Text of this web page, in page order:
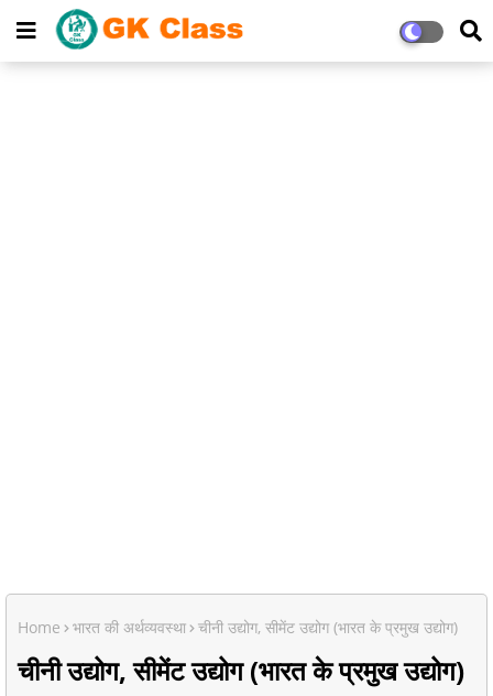
Home भारत की अर्थव्यवस्था चीनी उद्योग, सीमेंट उद्योग (भारत के प्रमुख उद्योग)
चीनी उद्योग, सीमेंट उद्योग (भारत के प्रमुख उद्योग)